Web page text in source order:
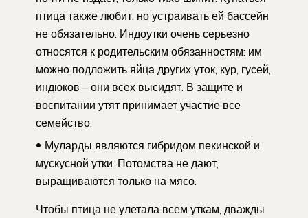
птица также любит, но устраивать ей бассейн
не обязательно. Индоутки очень серьезно
относятся к родительским обязанностям: им
можно подложить яйца других уток, кур, гусей,
индюков – они всех высидят. В защите и
воспитании утят принимает участие все
семейство.
Муларды являются гибридом пекинской и
мускусной утки. Потомства не дают,
выращиваются только на мясо.
Чтобы птица не улетала всем уткам, дважды